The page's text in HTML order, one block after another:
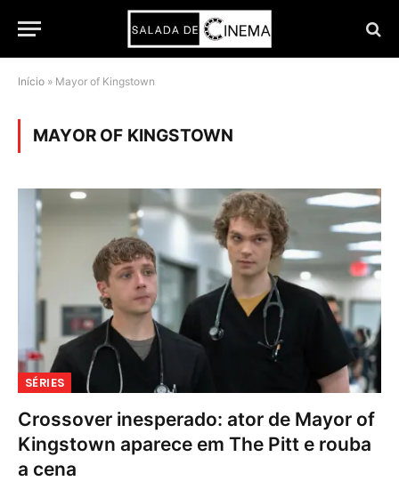
Início » Mayor of Kingstown
MAYOR OF KINGSTOWN
SÉRIES
Crossover inesperado: ator de Mayor of
Kingstown aparece em The Pitt e rouba
a cena